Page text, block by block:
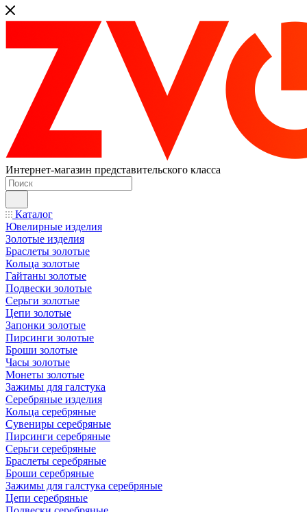
Интернет-магазин представительского класса
Каталог
Ювелирные изделия
Золотые изделия
Браслеты золотые
Кольца золотые
Гайтаны золотые
Подвески золотые
Серьги золотые
Цепи золотые
Запонки золотые
Пирсинги золотые
Броши золотые
Часы золотые
Монеты золотые
Зажимы для галстука
Серебряные изделия
Кольца серебряные
Сувениры серебряные
Пирсинги серебряные
Серьги серебряные
Браслеты серебряные
Броши серебряные
Зажимы для галстука серебряные
Цепи серебряные